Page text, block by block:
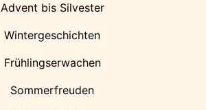
Advent bis Silvester
Wintergeschichten
Frühlingserwachen
Sommerfreuden